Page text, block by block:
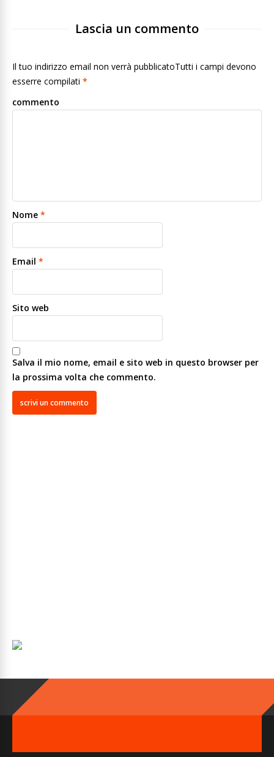
Lascia un commento
Il tuo indirizzo email non verrà pubblicatoTutti i campi devono
esserre compilati *
commento
Nome *
Email *
Sito web
Salva il mio nome, email e sito web in questo browser per
la prossima volta che commento.